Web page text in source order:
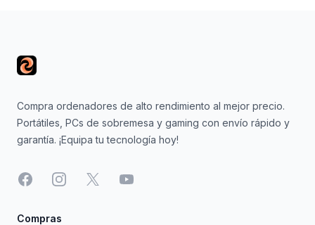
Compra ordenadores de alto rendimiento al mejor precio.
Portátiles, PCs de sobremesa y gaming con envío rápido y
garantía. ¡Equipa tu tecnología hoy!
FacebookInstagram
X YouTube
Compras